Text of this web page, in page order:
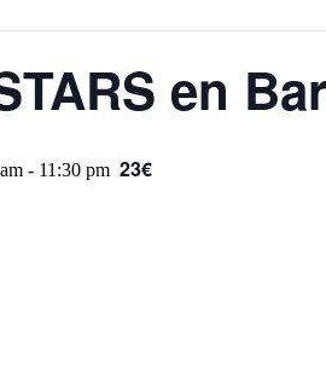
en
- 11:30 pm 23€